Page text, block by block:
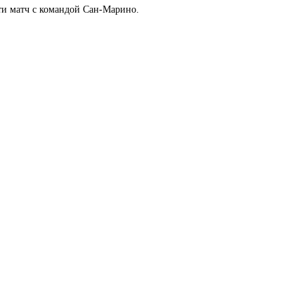
матч с командой Сан-Марино.